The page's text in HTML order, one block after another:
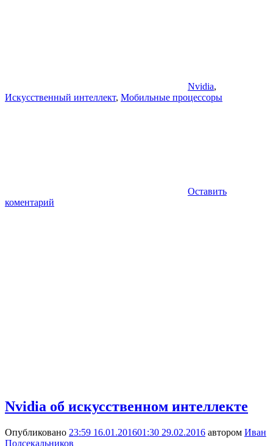
Nvidia,
Искусственный интеллект, Мобильные процессоры
Оставить
коментарий
Nvidia об искусственном интеллекте
Опубликовано 23:59 16.01.201601:30 29.02.2016 автором Иван
Подсекальников